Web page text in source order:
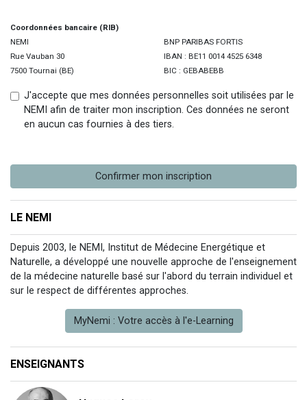
LE NEMI
Depuis 2003, le NEMI, Institut de Médecine Energétique et
Naturelle, a développé une nouvelle approche de l'enseignement
de la médecine naturelle basé sur l'abord du terrain individuel et
sur le respect de différentes approches.
MyNemi : Votre accès à l'e-Learning
ENSEIGNANTS
Coordonnées bancaire (RIB)
NEMI
Rue Vauban 30
7500 Tournai (BE)
BNP PARIBAS FORTIS
IBAN : BE11 0014 4525 6348
BIC : GEBABEBB
J'accepte que mes données personnelles soit utilisées par le
NEMI afin de traiter mon inscription. Ces données ne seront
en aucun cas fournies à des tiers.
Confirmer mon inscription